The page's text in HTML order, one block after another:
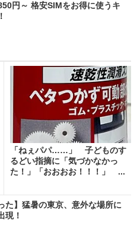
円～ 格安SIMをお得に使うキ
「ねぇパパ……」 子どものす
るどい指摘に「気づかなかっ
た！」「おおおお！！！」 ...
た】猛暑の東京、意外な場所に
現！